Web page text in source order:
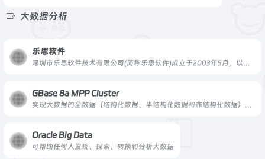
大数据分析
乐思软件
深圳市乐思软件技术有限公司(简称乐思软件)成立于2003年5月，以网络大数据处理为主要经营方向，是国家高新科技企业.
GBase 8a MPP Cluster
实现大数据的全数据（结构化数据、半结构化数据和非结构化数据）存储管理和高效分析
Oracle Big Data
可帮助任何人发现、探索、转换和分析大数据